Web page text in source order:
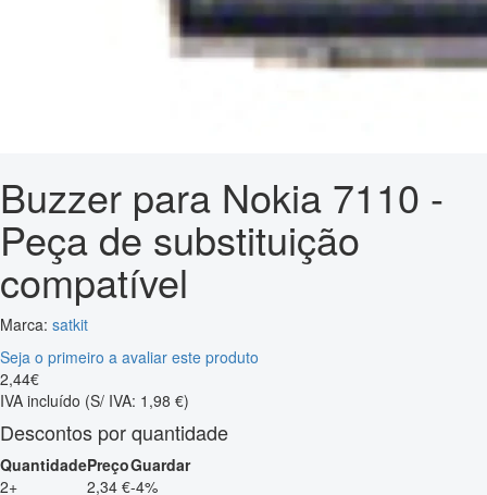
Buzzer para Nokia 7110 -
Peça de substituição
compatível
Marca: satkit
Seja o primeiro a avaliar este produto
2,44€
IVA incluído (S/ IVA: 1,98 €)
Descontos por quantidade
QuantidadePreçoGuardar
2+
2,34 €-4%